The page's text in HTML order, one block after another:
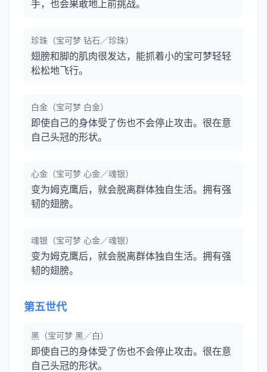
手，也会果敢地上前挑战。
珍珠（宝可梦 钻石／珍珠）
翅膀和脚的肌肉很发达，能抓着小的宝可梦轻轻
松松地飞行。
白金（宝可梦 白金）
即使自己的身体受了伤也不会停止攻击。很在意
自己头冠的形状。
心金（宝可梦 心金／魂银）
变为姆克鹰后，就会脱离群体独自生活。拥有强
韧的翅膀。
魂银（宝可梦 心金／魂银）
变为姆克鹰后，就会脱离群体独自生活。拥有强
韧的翅膀。
第五世代
黑（宝可梦 黑／白）
即使自己的身体受了伤也不会停止攻击。很在意
自己头冠的形状。